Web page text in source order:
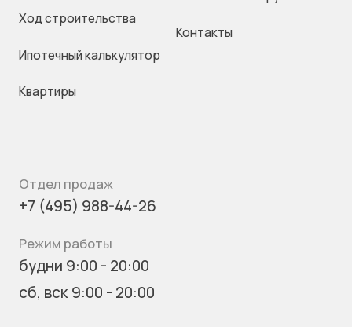
Ход строительства
Ипотечный калькулятор
Квартиры
Контакты
Отдел продаж
+7 (495) 988-44-26
Режим работы
будни 9:00 - 20:00
сб, вск 9:00 - 20:00